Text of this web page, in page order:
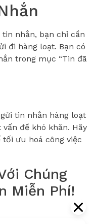
nhắn, bạn chỉ cần
đi hàng loạt. Bạn có
trong mục “Tin đã
tin nhắn hàng loạt
đề khó khăn. Hãy
ưu hoá công việc
Chúng
Miễn Phí!